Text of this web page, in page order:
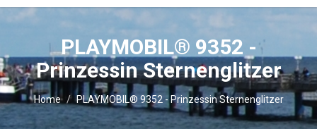
PLAYMOBIL® 9352 -
Prinzessin Sternenglitzer
Home PLAYMOBIL® 9352 - Prinzessin Sternenglitzer